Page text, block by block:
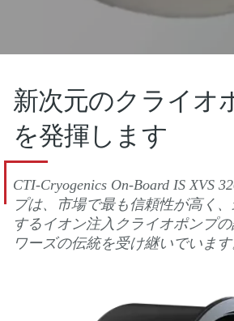
新次元のクライオ
を発揮します
CTI-Cryogenics On-Board IS XVS
プは、市場で最も信頼性が高く
するイオン注入クライオポンプ
ワーズの伝統を受け継いでいます